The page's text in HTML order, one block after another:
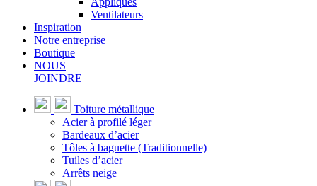
Ventilateurs
Inspiration
Notre entreprise
Boutique
NOUS
JOINDRE
Toiture métallique
Acier à profilé léger
Bardeaux d’acier
Tôles à baguette (Traditionnelle)
Tuiles d’acier
Arrêts neige